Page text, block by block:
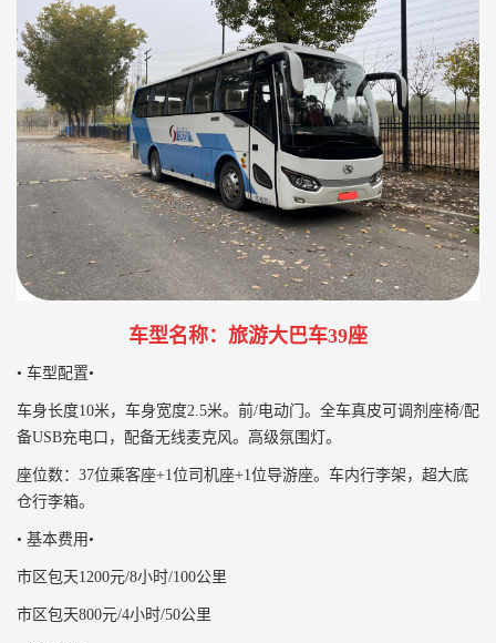
车型名称：旅游大巴车39座
• 车型配置•
车身长度10米，车身宽度2.5米。前/电动门。全车真皮可调剂座椅/配
备USB充电口，配备无线麦克风。高级氛围灯。
座位数：37位乘客座+1位司机座+1位导游座。车内行李架，超大底
仓行李箱。
• 基本费用•
市区包天1200元/8小时/100公里
市区包天800元/4小时/50公里